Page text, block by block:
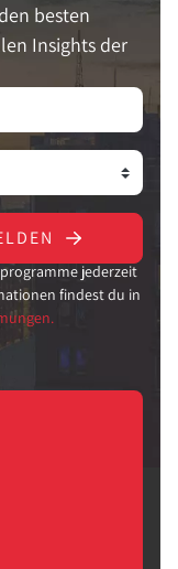
besten
Insights der
jederzeit
findest du in